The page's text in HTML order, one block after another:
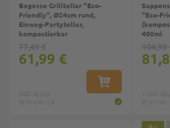
Bagasse Grillteller "Eco-
Friendly", Ø24cm rund,
Einweg-Partyteller,
kompostierbar
IN DEN
61,99 €
"Eco-
400ml